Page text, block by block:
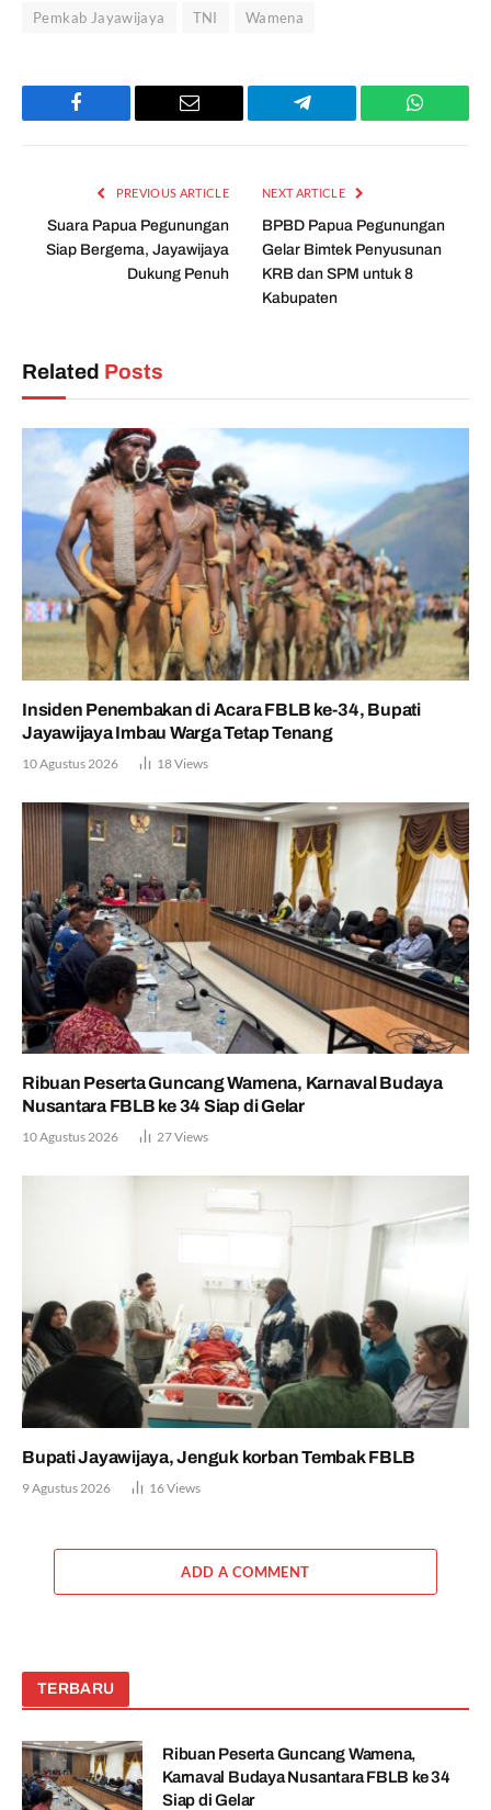
Pemkab Jayawijaya TNI Wamena
Facebook Email Telegram
PREVIOUS ARTICLE
Suara Papua Pegunungan
Siap Bergema, Jayawijaya
Dukung Penuh
NEXT ARTICLE
BPBD Papua Pegunungan
Gelar Bimtek Penyusunan
KRB dan SPM untuk 8
Kabupaten
Related Posts
Insiden Penembakan di Acara FBLB ke-34, Bupati
Jayawijaya Imbau Warga Tetap Tenang
10 Agustus 2026 18Views
Ribuan Peserta Guncang Wamena, Karnaval Budaya
Nusantara FBLB ke 34 Siap di Gelar
10 Agustus 2026 27Views
Bupati Jayawijaya, Jenguk korban Tembak FBLB
9 Agustus 2026 16Views
ADD A COMMENT
TERBARU
Ribuan Peserta Guncang Wamena,
Karnaval Budaya Nusantara FBLB ke 34
Siap di Gelar